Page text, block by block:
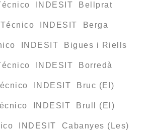
INDESIT Bellprat
INDESIT Berga
INDESIT Bigues i Riells
INDESIT Borredà
INDESIT Bruc (El)
INDESIT Brull (El)
INDESIT Cabanyes (Les)